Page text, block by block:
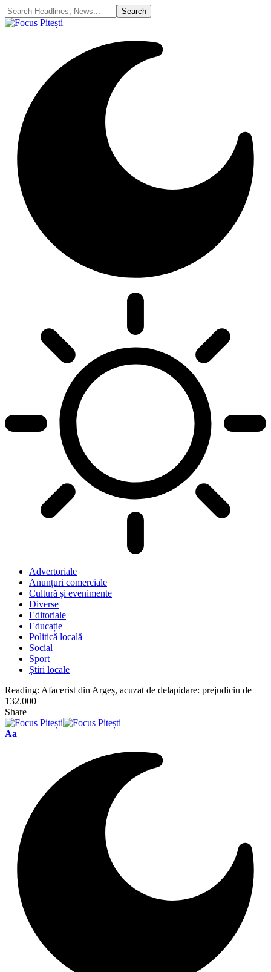
Advertoriale
Anunțuri comerciale
Cultură și evenimente
Diverse
Editoriale
Educație
Politică locală
Social
Sport
Știri locale
Reading: Afacerist din Argeș, acuzat de delapidare: prejudiciu de
132.000
Share
Font
Aa